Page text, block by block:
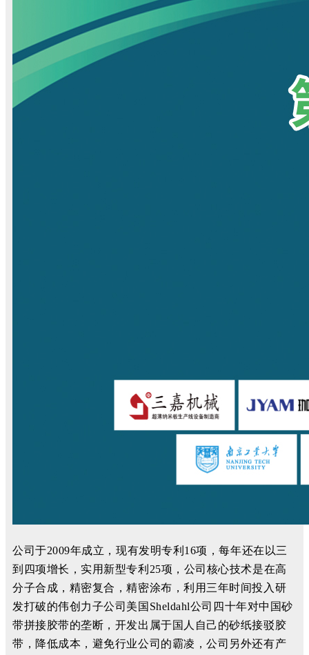
公司于2009年成立，现有发明专利16项，每年还在以三
到四项增长，实用新型专利25项，公司核心技术是在高
分子合成，精密复合，精密涂布，利用三年时间投入研
发打破的伟创力子公司美国Sheldahl公司四十年对中国砂
带拼接胶带的垄断，开发出属于国人自己的砂纸接驳胶
带，降低成本，避免行业公司的霸凌，公司另外还有产